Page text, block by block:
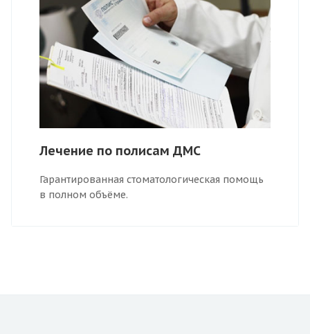
Лечение по полисам ДМС
Гарантированная стоматологическая помощь
в полном объёме.